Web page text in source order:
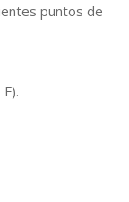
puntos de